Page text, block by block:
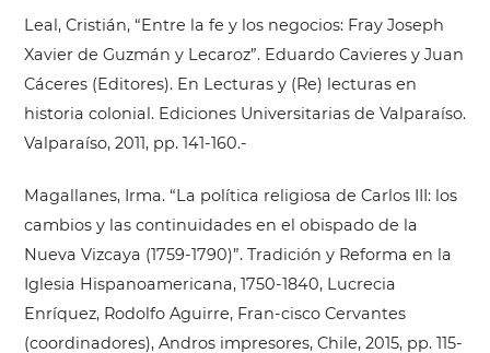
Leal, Cristián, “Entre la fe y los negocios: Fray Joseph
Xavier de Guzmán y Lecaroz”. Eduardo Cavieres y Juan
Cáceres (Editores). En Lecturas y (Re) lecturas en
historia colonial. Ediciones Universitarias de Valparaíso.
Valparaíso, 2011, pp. 141-160.-
Magallanes, Irma. “La política religiosa de Carlos III: los
cambios y las continuidades en el obispado de la
Nueva Vizcaya (1759-1790)”. Tradición y Reforma en la
Iglesia Hispanoamericana, 1750-1840, Lucrecia
Enríquez, Rodolfo Aguirre, Fran-cisco Cervantes
(coordinadores), Andros impresores, Chile, 2015, pp. 115-